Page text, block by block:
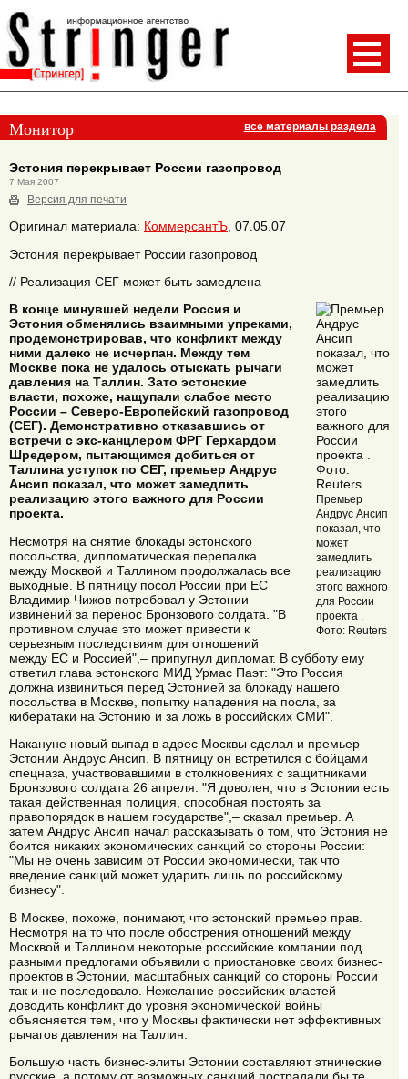
Монитор все материалы раздела
Эстония перекрывает России газопровод
7 Мая 2007
Версия для печати
Оригинал материала: КоммерсантЪ, 07.05.07
Эстония перекрывает России газопровод
// Реализация СЕГ может быть замедлена
Премьер
Андрус Ансип
показал, что
может
замедлить
реализацию
этого важного
для России
проекта .
Фото: Reuters
В конце минувшей недели Россия и
Эстония обменялись взаимными упреками,
продемонстрировав, что конфликт между
ними далеко не исчерпан. Между тем
Москве пока не удалось отыскать рычаги
давления на Таллин. Зато эстонские
власти, похоже, нащупали слабое место
России – Северо-Европейский газопровод
(СЕГ). Демонстративно отказавшись от
встречи с экс-канцлером ФРГ Герхардом
Шредером, пытающимся добиться от
Таллина уступок по СЕГ, премьер Андрус
Ансип показал, что может замедлить
реализацию этого важного для России
проекта.
Несмотря на снятие блокады эстонского
посольства, дипломатическая перепалка
между Москвой и Таллином продолжалась все
выходные. В пятницу посол России при ЕС
Владимир Чижов потребовал у Эстонии
извинений за перенос Бронзового солдата. "В
противном случае это может привести к
серьезным последствиям для отношений
между ЕС и Россией",– припугнул дипломат. В субботу ему
ответил глава эстонского МИД Урмас Паэт: "Это Россия
должна извиниться перед Эстонией за блокаду нашего
посольства в Москве, попытку нападения на посла, за
кибератаки на Эстонию и за ложь в российских СМИ".
Накануне новый выпад в адрес Москвы сделал и премьер
Эстонии Андрус Ансип. В пятницу он встретился с бойцами
спецназа, участвовавшими в столкновениях с защитниками
Бронзового солдата 26 апреля. "Я доволен, что в Эстонии есть
такая действенная полиция, способная постоять за
правопорядок в нашем государстве",– сказал премьер. А
затем Андрус Ансип начал рассказывать о том, что Эстония не
боится никаких экономических санкций со стороны России:
"Мы не очень зависим от России экономически, так что
введение санкций может ударить лишь по российскому
бизнесу".
В Москве, похоже, понимают, что эстонский премьер прав.
Несмотря на то что после обострения отношений между
Москвой и Таллином некоторые российские компании под
разными предлогами объявили о приостановке своих бизнес-
проектов в Эстонии, масштабных санкций со стороны России
так и не последовало. Нежелание российских властей
доводить конфликт до уровня экономической войны
объясняется тем, что у Москвы фактически нет эффективных
рычагов давления на Таллин.
Большую часть бизнес-элиты Эстонии составляют этнические